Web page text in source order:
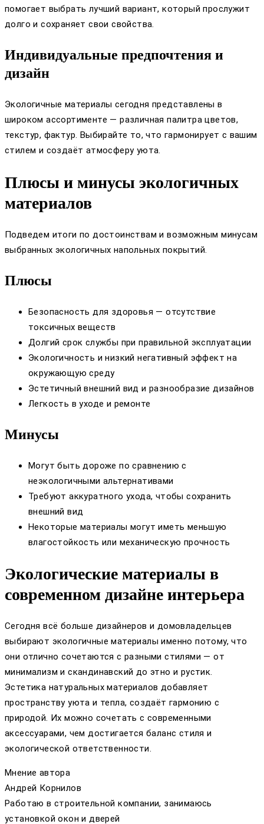
помогает выбрать лучший вариант, который прослужит
долго и сохраняет свои свойства.
Индивидуальные предпочтения и
дизайн
Экологичные материалы сегодня представлены в
широком ассортименте — различная палитра цветов,
текстур, фактур. Выбирайте то, что гармонирует с вашим
стилем и создаёт атмосферу уюта.
Плюсы и минусы экологичных
материалов
Подведем итоги по достоинствам и возможным минусам
выбранных экологичных напольных покрытий.
Плюсы
Безопасность для здоровья — отсутствие
токсичных веществ
Долгий срок службы при правильной эксплуатации
Экологичность и низкий негативный эффект на
окружающую среду
Эстетичный внешний вид и разнообразие дизайнов
Легкость в уходе и ремонте
Минусы
Могут быть дороже по сравнению с
неэкологичными альтернативами
Требуют аккуратного ухода, чтобы сохранить
внешний вид
Некоторые материалы могут иметь меньшую
влагостойкость или механическую прочность
Экологические материалы в
современном дизайне интерьера
Сегодня всё больше дизайнеров и домовладельцев
выбирают экологичные материалы именно потому, что
они отлично сочетаются с разными стилями — от
минимализм и скандинавский до этно и рустик.
Эстетика натуральных материалов добавляет
пространству уюта и тепла, создаёт гармонию с
природой. Их можно сочетать с современными
аксессуарами, чем достигается баланс стиля и
экологической ответственности.
Мнение автора
Андрей Корнилов
Работаю в строительной компании, занимаюсь
установкой окон и дверей